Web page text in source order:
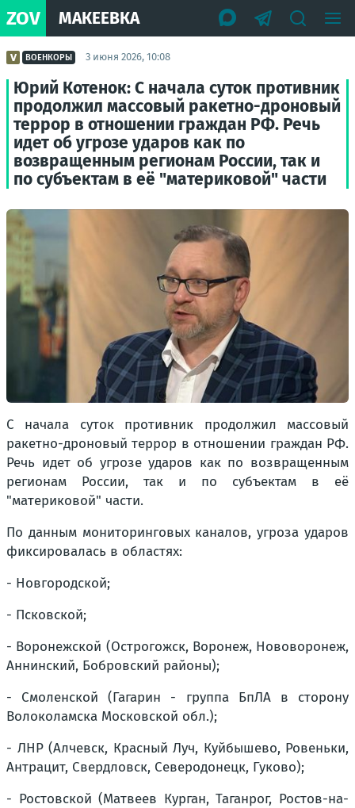
ZOV МАКЕЕВКА
ВОЕНКОРЫ 3 июня 2026, 10:08
Юрий Котенок: С начала суток противник
продолжил массовый ракетно-дроновый
террор в отношении граждан РФ. Речь
идет об угрозе ударов как по
возвращенным регионам России, так и
по субъектам в её "материковой" части
С начала суток противник продолжил массовый
ракетно-дроновый террор в отношении граждан РФ.
Речь идет об угрозе ударов как по возвращенным
регионам России, так и по субъектам в её
"материковой" части.
По данным мониторинговых каналов, угроза ударов
фиксировалась в областях:
- Новгородской;
- Псковской;
- Воронежской (Острогожск, Воронеж, Нововоронеж,
Аннинский, Бобровский районы);
- Смоленской (Гагарин - группа БпЛА в сторону
Волоколамска Московской обл.);
- ЛНР (Алчевск, Красный Луч, Куйбышево, Ровеньки,
Антрацит, Свердловск, Северодонецк, Гуково);
- Ростовской (Матвеев Курган, Таганрог, Ростов-на-